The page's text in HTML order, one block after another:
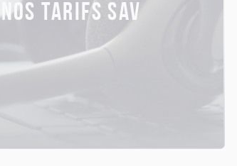
NOS TARIFS SAV